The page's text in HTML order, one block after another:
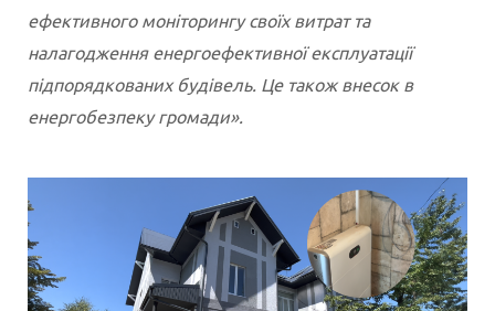
ефективного моніторингу своїх витрат та
налагодження енергоефективної експлуатації
підпорядкованих будівель. Це також внесок в
енергобезпеку громади».